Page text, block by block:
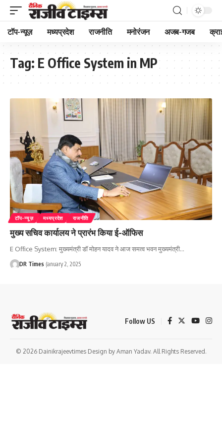
टॉप-न्यूज़ मध्यप्रदेश राजनीति मनोरंजन अजब-गजब
Tag: E Office System in MP
टॉप-न्यूज़ मध्यप्रदेश राजनीति
मुख्य सचिव कार्यालय ने प्रारंभ किया ई-ऑफिस
E Office System: मुख्यमंत्री डॉ मोहन यादव ने आज समत्व भवन मुख्यमंत्री…
DR Times January 2, 2025
Follow US
© 2026 Dainikrajeevtimes Design by Aman Yadav. All Rights Reserved.